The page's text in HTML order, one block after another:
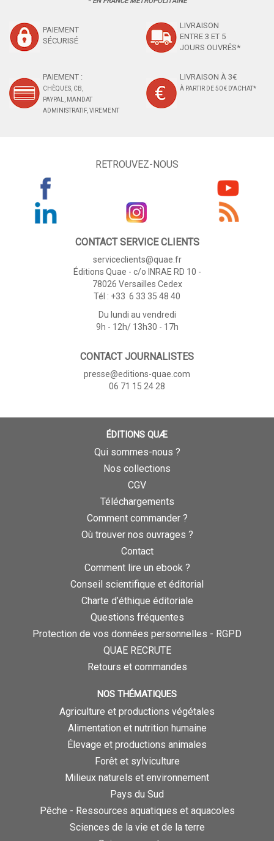
PAIEMENT
SÉCURISÉ
LIVRAISON
ENTRE 3 ET 5
JOURS OUVRÉS*
PAIEMENT :
CHÈQUES, CB,
PAYPAL, MANDAT
ADMINISTRATIF, VIREMENT
LIVRAISON À 3€
À PARTIR DE 50 € D'ACHAT*
RETROUVEZ-NOUS
CONTACT SERVICE CLIENTS
serviceclients@quae.fr
Éditions Quae - c/o INRAE RD 10 -
78026 Versailles Cedex
Tél : +33 6 33 35 48 40
Du lundi au vendredi
9h - 12h/ 13h30 - 17h
CONTACT JOURNALISTES
presse@editions-quae.com
06 71 15 24 28
ÉDITIONS QUÆ
Qui sommes-nous ?
Nos collections
CGV
Téléchargements
Comment commander ?
Où trouver nos ouvrages ?
Contact
Comment lire un ebook ?
Conseil scientifique et éditorial
Charte d’éthique éditoriale
Questions fréquentes
Protection de vos données personnelles - RGPD
QUAE RECRUTE
Retours et commandes
NOS THÉMATIQUES
Agriculture et productions végétales
Alimentation et nutrition humaine
Élevage et productions animales
Forêt et sylviculture
Milieux naturels et environnement
Pays du Sud
Pêche - Ressources aquatiques et aquacoles
Sciences de la vie et de la terre